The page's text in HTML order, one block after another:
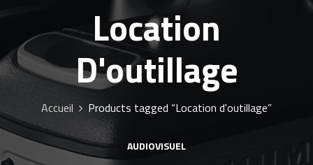
Location
D'outillage
Accueil Products tagged “Location d'outillage”
AUDIOVISUEL